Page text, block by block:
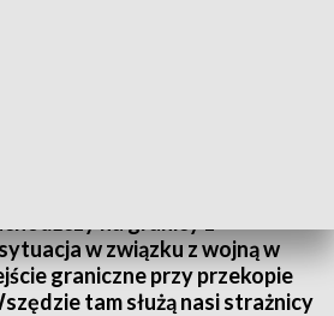
w związku z wojną w
graniczne przy przekopie
tam służą nasi strażnicy